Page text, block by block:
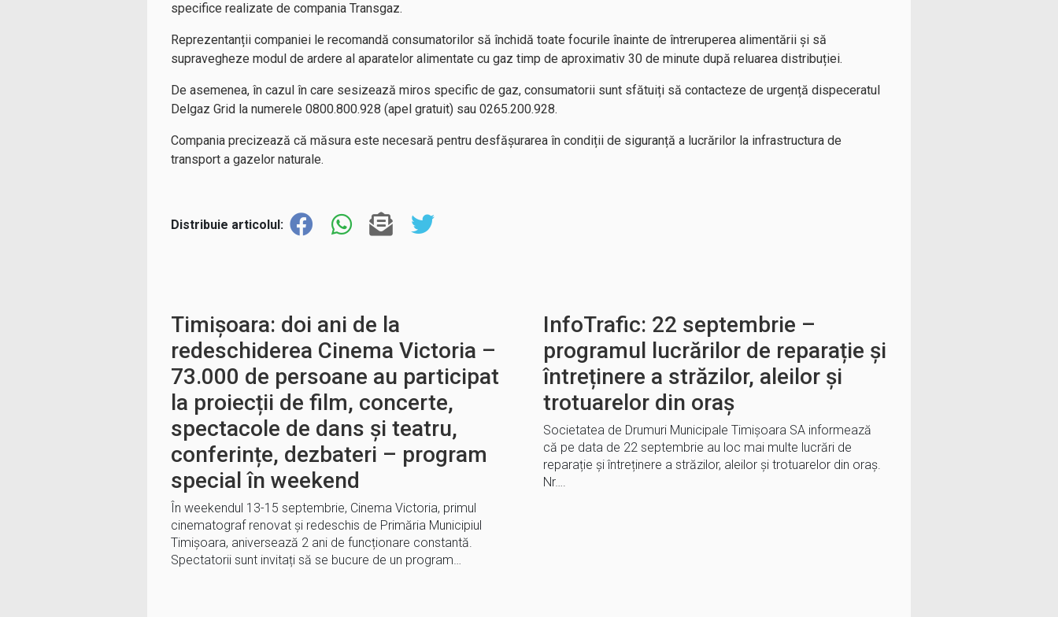
specifice realizate de compania Transgaz.
Reprezentanții companiei le recomandă consumatorilor să închidă toate focurile înainte de întreruperea alimentării și să
supravegheze modul de ardere al aparatelor alimentate cu gaz timp de aproximativ 30 de minute după reluarea distribuției.
De asemenea, în cazul în care sesizează miros specific de gaz, consumatorii sunt sfătuiți să contacteze de urgență dispeceratul
Delgaz Grid la numerele 0800.800.928 (apel gratuit) sau 0265.200.928.
Compania precizează că măsura este necesară pentru desfășurarea în condiții de siguranță a lucrărilor la infrastructura de
transport a gazelor naturale.
Distribuie articolul:
Timișoara: doi ani de la
redeschiderea Cinema Victoria –
73.000 de persoane au participat
la proiecții de film, concerte,
spectacole de dans și teatru,
conferințe, dezbateri – program
special în weekend
În weekendul 13-15 septembrie, Cinema Victoria, primul
cinematograf renovat și redeschis de Primăria Municipiul
Timișoara, aniversează 2 ani de funcționare constantă.
Spectatorii sunt invitați să se bucure de un program…
InfoTrafic: 22 septembrie –
programul lucrărilor de reparație și
întreținere a străzilor, aleilor și
trotuarelor din oraș
Societatea de Drumuri Municipale Timișoara SA informează
că pe data de 22 septembrie au loc mai multe lucrări de
reparație și întreținere a străzilor, aleilor și trotuarelor din oraș.
Nr….